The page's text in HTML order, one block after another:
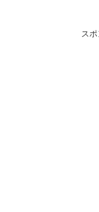
ス